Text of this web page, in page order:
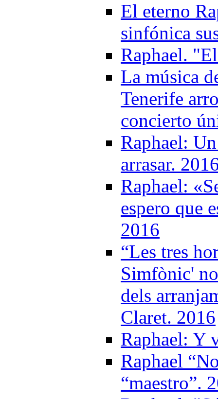
El eterno
sinfónica
Raphael.
La música
Tenerife
concierto
Raphael:
arrasar.
Raphael:
espero que
2016
“Les tres
Simfònic'
dels
Claret. 2016
Raphael: Y
Raphael
“maestro”.